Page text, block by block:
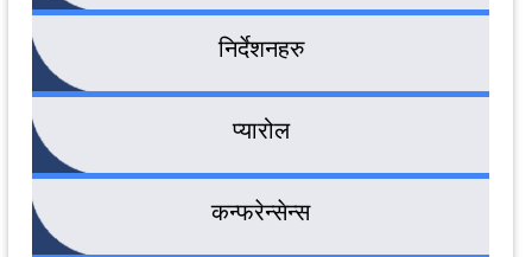
निर्देशनहरु
प्यारोल
कन्फरेन्सेन्स